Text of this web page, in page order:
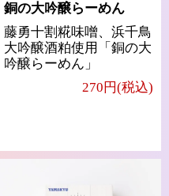
銅の大吟醸らーめん
藤勇十割糀味噌、浜千鳥
大吟醸酒粕使用「銅の大
吟醸らーめん」
270円(税込)